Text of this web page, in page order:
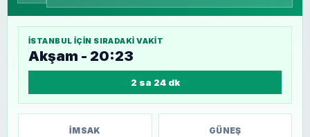
İSTANBUL IÇIN SIRADAKI VAKIT
Akşam - 20:23
2 sa 24 dk
İMSAK GÜNEŞ